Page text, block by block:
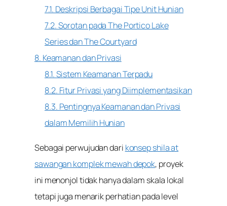
7.1. Deskripsi Berbagai Tipe Unit Hunian
7.2. Sorotan pada The Portico Lake
Series dan The Courtyard
8. Keamanan dan Privasi
8.1. Sistem Keamanan Terpadu
8.2. Fitur Privasi yang Diimplementasikan
8.3. Pentingnya Keamanan dan Privasi
dalam Memilih Hunian
Sebagai perwujudan dari konsepshila at
sawangan komplek mewah depok, proyek
ini menonjol tidak hanya dalam skala lokal
tetapi juga menarik perhatian pada level